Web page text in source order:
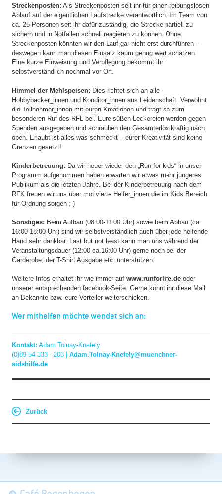
Streckenposten: Als Streckenposten seit ihr für einen reibungslosen
Ablauf auf der eigentlichen Laufstrecke verantwortlich. Im Team von
ca. 25 Personen seit ihr dafür zuständig, die Strecke partiell zu
sichern und in Notfällen schnell reagieren zu können. Ohne
Streckenposten könnten wir den Lauf gar nicht erst durchführen –
deswegen kann man diesen Einsatz kaum genug wert schätzen.
Eine kurze Einweisung und Verpflegung bekommt ihr
selbstverständlich nochmal vor Ort.
Himmel der Mehlspeisen: Dies richtet sich an alle
Hobbybäcker_innen und Konditor_innen aus Leidenschaft. Verwöhnt
die Teilnehmer_innen mit euren Kreationen und tragt so zum
besonderen Ruf des RFL bei. Eure süßen Leckereien werden gegen
Spenden ausgegeben und schrauben den Gesamterlös kräftig nach
oben. Erlaubt ist alles was schmeckt – eurer Kreativität sind keine
Grenzen gesetzt!
Kinderbetreuung: Da wir heuer wieder den „Run for kids“ in unser
Programm aufgenommen haben erwarten wir etwas mehr jüngeres
Publikum als die letzten Jahre. Bei der Kinderbetreuung nach dem
RFK freuen wir uns über motivierte Helfer_innen die im Kids Bereich
für Ordnung sorgen ;-)
Sonstiges: Beim Aufbau (08:00-11:00 Uhr) sowie beim Abbau (ca.
16:00-18:00 Uhr) sind wir selbstverständlich auch über jede helfende
Hand sehr dankbar. Last but not least kann man uns während der
Veranstaltungsdauer (12:00-ca.16:00 Uhr) gerne noch bei der
Garderobe, der T-Shirt Ausgabe etc. unterstützen.
Weitere Infos erhaltet ihr wie immer auf www.runforlife.de oder
unserer entsprechenden facebook-Seite. Gerne könnt ihr diese Mail
an Bekannte bzw. eure Verteiler weiterschicken.
Wer mithelfen möchte wendet sich an:
Kontakt: Adam Tolnay-Knefely
(0)89 54 333 - 203 | Adam.Tolnay-Knefely@muenchner-
aidshilfe.de
Zurück